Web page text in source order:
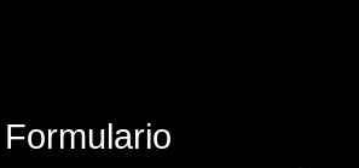
Formulario